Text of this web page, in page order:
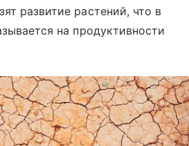
развитие растений, что в
на продуктивности